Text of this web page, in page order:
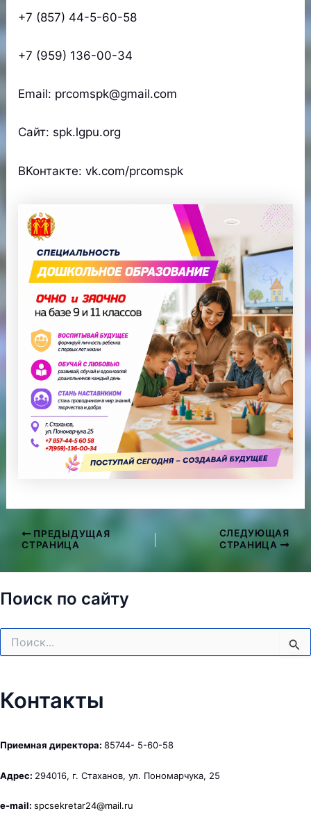
+7 (857) 44-5-60-58
+7 (959) 136-00-34
Email: prcomspk@gmail.com
Сайт: spk.lgpu.org
ВКонтакте: vk.com/prcomspk
Навигация
записям
ПРЕДЫДУЩАЯ
СТРАНИЦА
СЛЕДУЮЩАЯ
СТРАНИЦА
Поиск по сайту
Контакты
Приемная директора: 85744- 5-60-58
Адрес: 294016, г. Стаханов, ул. Пономарчука, 25
e-mail: spcsekretar24@mail.ru